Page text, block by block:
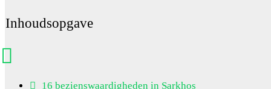
Inhoudsopgave
16 bezienswaardigheden in Sarkhos